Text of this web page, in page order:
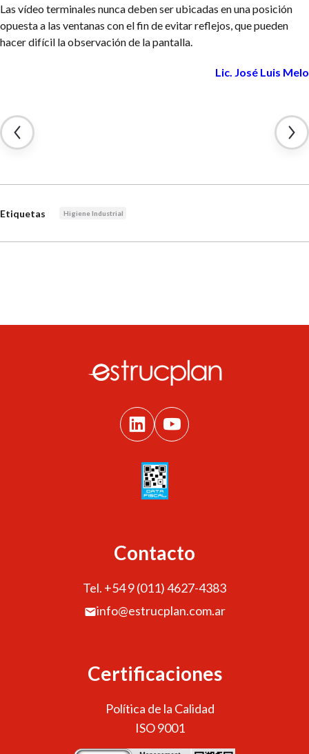
Las vídeo terminales nunca deben ser ubicadas en una posición
opuesta a las ventanas con el fin de evitar reflejos, que pueden
hacer difícil la observación de la pantalla.
Lic. José Luis Melo
Etiquetas Higiene Industrial
Contacto
Tel. +54 9 (011) 4627-4383
info@estrucplan.com.ar
Certificaciones
Política de la Calidad
ISO 9001